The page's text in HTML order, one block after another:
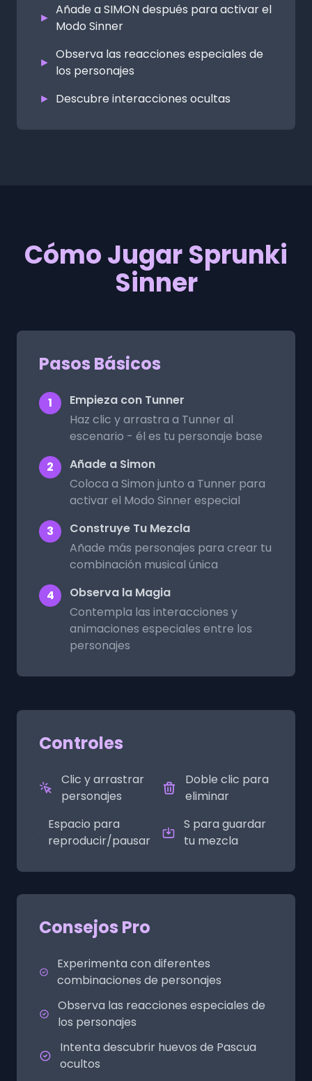
►
Añade a SIMON después para activar el
Modo Sinner
►
Observa las reacciones especiales de
los personajes
► Descubre interacciones ocultas
Cómo Jugar Sprunki
Sinner
Pasos Básicos
1
Empieza con Tunner
Haz clic y arrastra a Tunner al
escenario - él es tu personaje base
2
Añade a Simon
Coloca a Simon junto a Tunner para
activar el Modo Sinner especial
3
Construye Tu Mezcla
Añade más personajes para crear tu
combinación musical única
4
Observa la Magia
Contempla las interacciones y
animaciones especiales entre los
personajes
Controles
Clic y arrastrar
personajes
Doble clic para
eliminar
Espacio para
reproducir/pausar
S para guardar
tu mezcla
Consejos Pro
Experimenta con diferentes
combinaciones de personajes
Observa las reacciones especiales de
los personajes
Intenta descubrir huevos de Pascua
ocultos